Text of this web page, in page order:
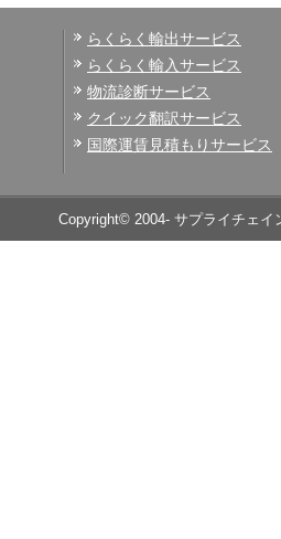
らくらく輸出サービス
らくらく輸入サービス
物流診断サービス
クイック翻訳サービス
国際運賃見積もりサービス
Copyright© 2004- サプライチェ